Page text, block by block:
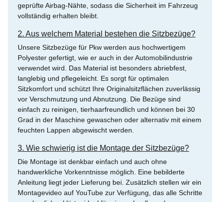
geprüfte Airbag-Nähte, sodass die Sicherheit im Fahrzeug
vollständig erhalten bleibt.
2. Aus welchem Material bestehen die Sitzbezüge?
Unsere Sitzbezüge für Pkw werden aus hochwertigem
Polyester gefertigt, wie er auch in der Automobilindustrie
verwendet wird. Das Material ist besonders abriebfest,
langlebig und pflegeleicht. Es sorgt für optimalen
Sitzkomfort und schützt Ihre Originalsitzflächen zuverlässig
vor Verschmutzung und Abnutzung. Die Bezüge sind
einfach zu reinigen, tierhaarfreundlich und können bei 30
Grad in der Maschine gewaschen oder alternativ mit einem
feuchten Lappen abgewischt werden.
3. Wie schwierig ist die Montage der Sitzbezüge?
Die Montage ist denkbar einfach und auch ohne
handwerkliche Vorkenntnisse möglich. Eine bebilderte
Anleitung liegt jeder Lieferung bei. Zusätzlich stellen wir ein
Montagevideo auf YouTube zur Verfügung, das alle Schritte